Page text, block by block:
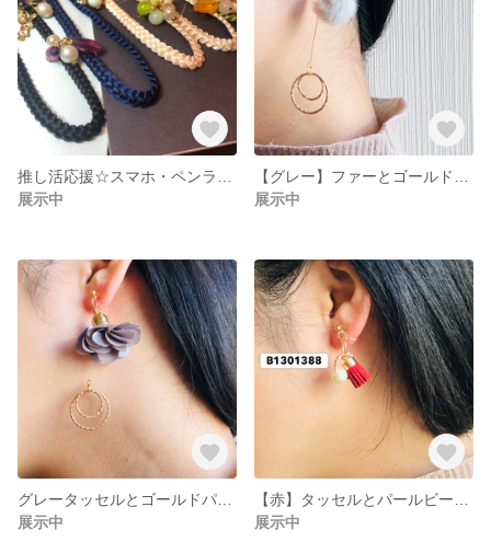
展示中
展示中
展示中
展示中